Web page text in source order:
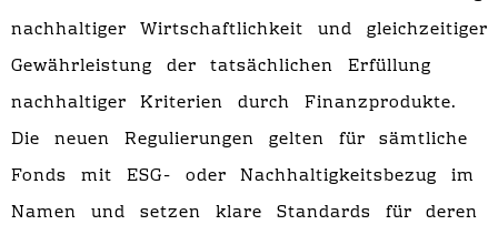
nachhaltiger Wirtschaftlichkeit und gleichzeitiger
Gewährleistung der tatsächlichen Erfüllung
nachhaltiger Kriterien durch Finanzprodukte.
Die neuen Regulierungen gelten für sämtliche
Fonds mit ESG- oder Nachhaltigkeitsbezug im
Namen und setzen klare Standards für deren